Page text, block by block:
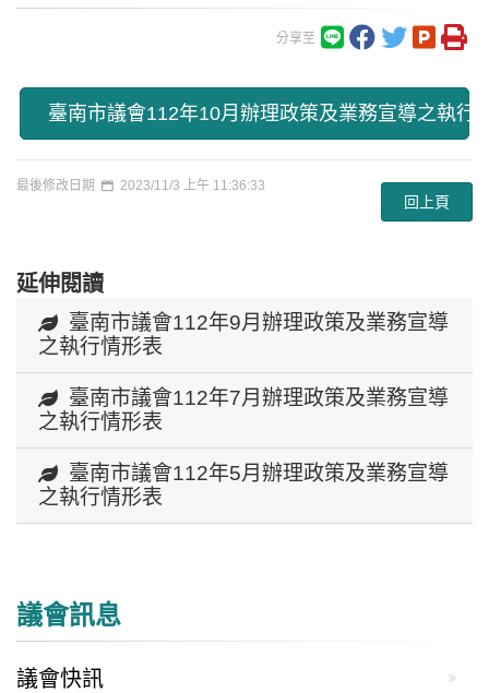
分享至
臺南市議會112年10月辦理政策及業務宣導之執行
最後修改日期 2023/11/3 上午 11:36:33
回上頁
延伸閱讀
臺南市議會112年9月辦理政策及業務宣導
之執行情形表
臺南市議會112年7月辦理政策及業務宣導
之執行情形表
臺南市議會112年5月辦理政策及業務宣導
之執行情形表
議會訊息
議會快訊